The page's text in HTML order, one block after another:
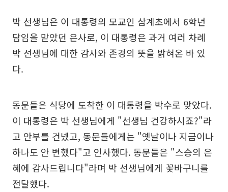
박 선생님은 이 대통령의 모교인 삼계초에서 6학년
담임을 맡았던 은사로, 이 대통령은 과거 여러 차례
박 선생님에 대한 감사와 존경의 뜻을 밝혀온 바 있
다.
동문들은 식당에 도착한 이 대통령을 박수로 맞았다.
이 대통령은 박 선생님에게 "선생님 건강하시죠?"라
고 안부를 건넸고, 동문들에게는 "옛날이나 지금이나
하나도 안 변했다"고 인사했다. 동문들은 "스승의 은
혜에 감사드립니다"라며 박 선생님에게 꽃바구니를
전달했다.